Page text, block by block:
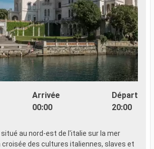
Arrivée
00:00
Départ
20:00
au nord-est de l'italie sur la mer
croisée des cultures italiennes, slaves et